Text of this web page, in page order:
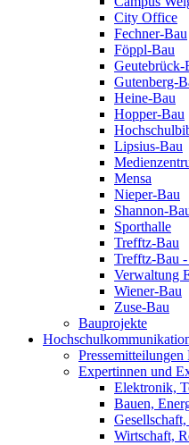
City Office
Fechner-Bau
Föppl-Bau
Geutebrück-
Gutenberg-
Heine-Bau
Hopper-Bau
Lipsius-Bau
Mensa
Nieper-Bau
Shannon-
Sporthalle
Trefftz-Bau
Trefftz-Bau
Verwaltung
Wiener-Bau
Zuse-Bau
Bauprojekte
Expertinnen und
Elektronik,
Bauen,
Wirtschaft,